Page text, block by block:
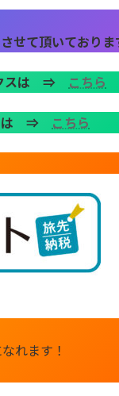
せて頂いておりま
クスは ⇒ こちら
スは ⇒ こちら
れます！